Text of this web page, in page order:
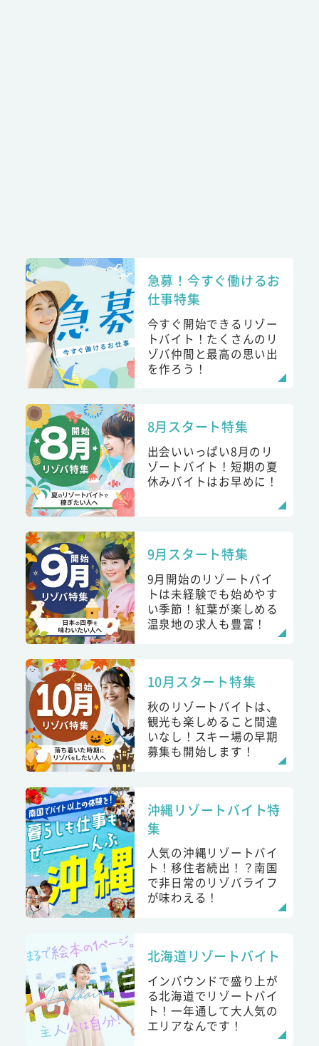
急募！今すぐ働けるお
仕事特集
今すぐ開始できるリゾー
トバイト！たくさんのリ
ゾバ仲間と最高の思い出
を作ろう！
8月スタート特集
出会いいっぱい8月のリ
ゾートバイト！短期の夏
休みバイトはお早めに！
9月スタート特集
9月開始のリゾートバイ
トは未経験でも始めやす
い季節！紅葉が楽しめる
温泉地の求人も豊富！
10月スタート特集
秋のリゾートバイトは、
観光も楽しめること間違
いなし！スキー場の早期
募集も開始します！
沖縄リゾートバイト特
集
人気の沖縄リゾートバイ
ト！移住者続出！？南国
で非日常のリゾバライフ
が味わえる！
北海道リゾートバイト
インバウンドで盛り上が
る北海道でリゾートバイ
ト！一年通して大人気の
エリアなんです！